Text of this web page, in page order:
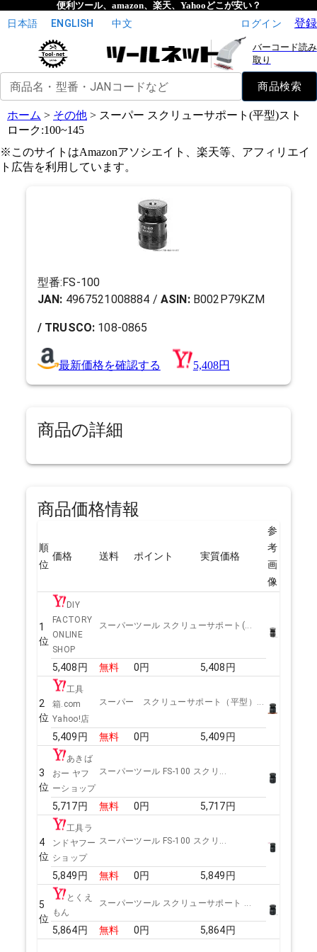
便利ツール、amazon、楽天、Yahooどこが安い？
日本語 ENGLISH 中文 ログイン 登録
バーコード読み
取り
商品名・型番・JANコードなど 商品検索
ホーム > その他 > スーパー スクリューサポート(平型)スト
ローク:100~145
※このサイトはAmazonアソシエイト、楽天等、アフィリエイ
ト広告を利用しています。
型番:FS-100
JAN: 4967521008884 / ASIN: B002P79KZM
/ TRUSCO: 108-0865
最新価格を確認する 5,408円
商品の詳細
商品価格情報
順
位
価格 送料 ポイント 実質価格
参
考
画
像
1
位
DIY
FACTORY
ONLINE
SHOP
スーパーツール スクリューサポート(...
5,408円 無料 0円 5,408円
2
位
工具
箱.com
Yahoo!店
スーパー スクリューサポート（平型）...
5,409円 無料 0円 5,409円
3
位
あきば
おー ヤフ
ーショップ
スーパーツール FS-100 スクリ...
5,717円 無料 0円 5,717円
4
位
工具ラ
ンドヤフー
ショップ
スーパーツール FS-100 スクリ...
5,849円 無料 0円 5,849円
5
位
とくえ
もん
スーパーツール スクリューサポート ...
5,864円 無料 0円 5,864円